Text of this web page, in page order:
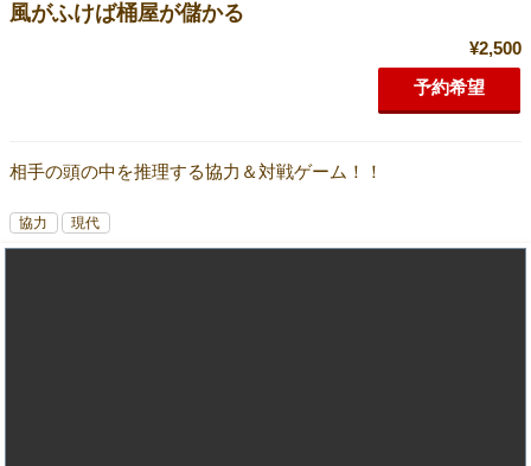
風がふけば桶屋が儲かる
¥2,500
予約希望
相手の頭の中を推理する協力＆対戦ゲーム！！
協力 現代